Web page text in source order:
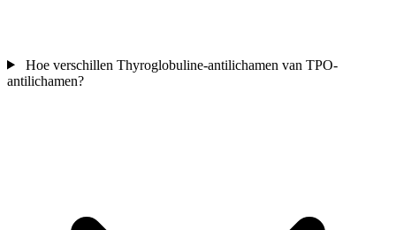
Hoe verschillen Thyroglobuline-antilichamen van TPO-
antilichamen?